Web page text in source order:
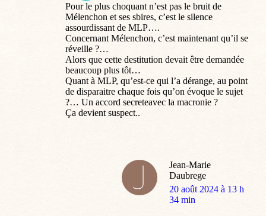
Pour le plus choquant n’est pas le bruit de
Mélenchon et ses sbires, c’est le silence
assourdissant de MLP….
Concernant Mélenchon, c’est maintenant qu’il se
réveille ?…
Alors que cette destitution devait être demandée
beaucoup plus tôt…
Quant à MLP, qu’est-ce qui l’a dérange, au point
de disparaitre chaque fois qu’on évoque le sujet
?… Un accord secreteavec la macronie ?
Ça devient suspect..
Jean-Marie
Daubrege
dit
:
20 août 2024 à 13 h
34 min